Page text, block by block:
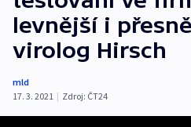
levnější i
virolog Hirsch
mld
17. 3. 2021 | Zdroj: ČT24